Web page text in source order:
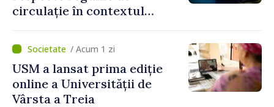
circulație în contextul
perioada concediilor
/ Acum 1 zi
USM a lansat prima ediție
online a Universității de
Vârsta a Treia